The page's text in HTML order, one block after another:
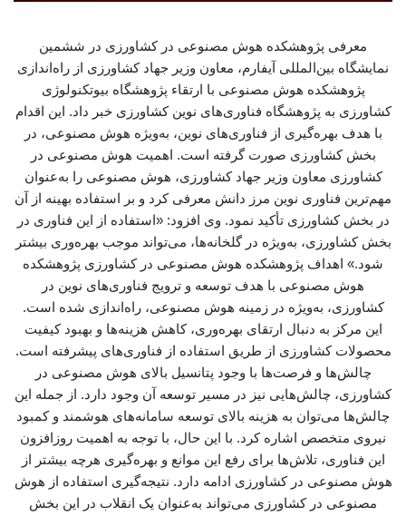
معرفی پژوهشکده هوش مصنوعی در کشاورزی در ششمین
نمایشگاه بین‌المللی آیفارم، معاون وزیر جهاد کشاورزی از راه‌اندازی
پژوهشکده هوش مصنوعی با ارتقاء پژوهشگاه بیوتکنولوژی
کشاورزی به پژوهشگاه فناوری‌های نوین کشاورزی خبر داد. این اقدام
با هدف بهره‌گیری از فناوری‌های نوین، به‌ویژه هوش مصنوعی، در
بخش کشاورزی صورت گرفته است. اهمیت هوش مصنوعی در
کشاورزی معاون وزیر جهاد کشاورزی، هوش مصنوعی را به‌عنوان
مهم‌ترین فناوری نوین مرز دانش معرفی کرد و بر استفاده بهینه از آن
در بخش کشاورزی تأکید نمود. وی افزود: «استفاده از این فناوری در
بخش کشاورزی، به‌ویژه در گلخانه‌ها، می‌تواند موجب بهره‌وری بیشتر
شود.» اهداف پژوهشکده هوش مصنوعی در کشاورزی پژوهشکده
هوش مصنوعی با هدف توسعه و ترویج فناوری‌های نوین در
کشاورزی، به‌ویژه در زمینه هوش مصنوعی، راه‌اندازی شده است.
این مرکز به دنبال ارتقای بهره‌وری، کاهش هزینه‌ها و بهبود کیفیت
محصولات کشاورزی از طریق استفاده از فناوری‌های پیشرفته است.
چالش‌ها و فرصت‌ها با وجود پتانسیل بالای هوش مصنوعی در
کشاورزی، چالش‌هایی نیز در مسیر توسعه آن وجود دارد. از جمله این
چالش‌ها می‌توان به هزینه بالای توسعه سامانه‌های هوشمند و کمبود
نیروی متخصص اشاره کرد. با این حال، با توجه به اهمیت روزافزون
این فناوری، تلاش‌ها برای رفع این موانع و بهره‌گیری هرچه بیشتر از
هوش مصنوعی در کشاورزی ادامه دارد. نتیجه‌گیری استفاده از هوش
مصنوعی در کشاورزی می‌تواند به‌عنوان یک انقلاب در این بخش